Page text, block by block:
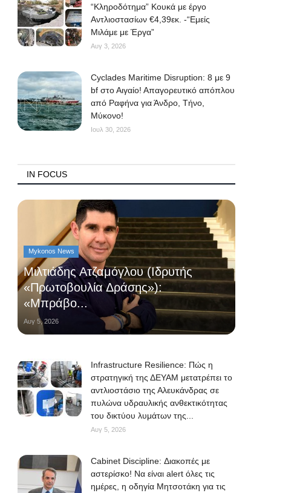
“Κληροδότημα” Κουκά με έργο
Αντλιοστασίων €4,39εκ. -“Εμείς
Μιλάμε με Έργα”
Αυγ 3, 2026
Cyclades Maritime Disruption: 8 με 9
bf στο Αιγαίο! Απαγορευτικό απόπλου
από Ραφήνα για Άνδρο, Τήνο,
Μύκονο!
Ιουλ 30, 2026
IN FOCUS
Mykonos News
Μιλτιάδης Ατζαμόγλου (Ιδρυτής
«Πρωτοβουλία Δράσης»):
«Μπράβο...
Αυγ 5, 2026
Infrastructure Resilience: Πώς η
στρατηγική της ΔΕΥΑΜ μετατρέπει το
αντλιοστάσιο της Αλευκάνδρας σε
πυλώνα υδραυλικής ανθεκτικότητας
του δικτύου λυμάτων της...
Αυγ 5, 2026
Cabinet Discipline: Διακοπές με
αστερίσκο! Να είναι alert όλες τις
ημέρες, η οδηγία Μητσοτάκη για τις